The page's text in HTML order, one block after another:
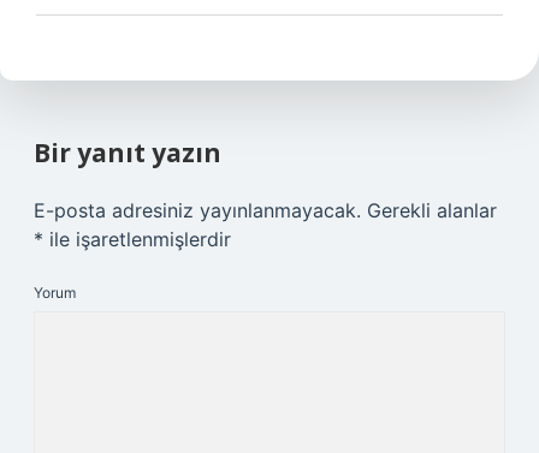
Bir yanıt yazın
E-posta adresiniz yayınlanmayacak. Gerekli alanlar
* ile işaretlenmişlerdir
Yorum